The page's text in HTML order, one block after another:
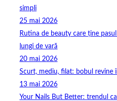
simpli
25 mai 2026
Rutina de beauty care ține
lungi de vară
20 mai 2026
Scurt, mediu, filat: bobul revine
13 mai 2026
Your Nails But Better: trendul